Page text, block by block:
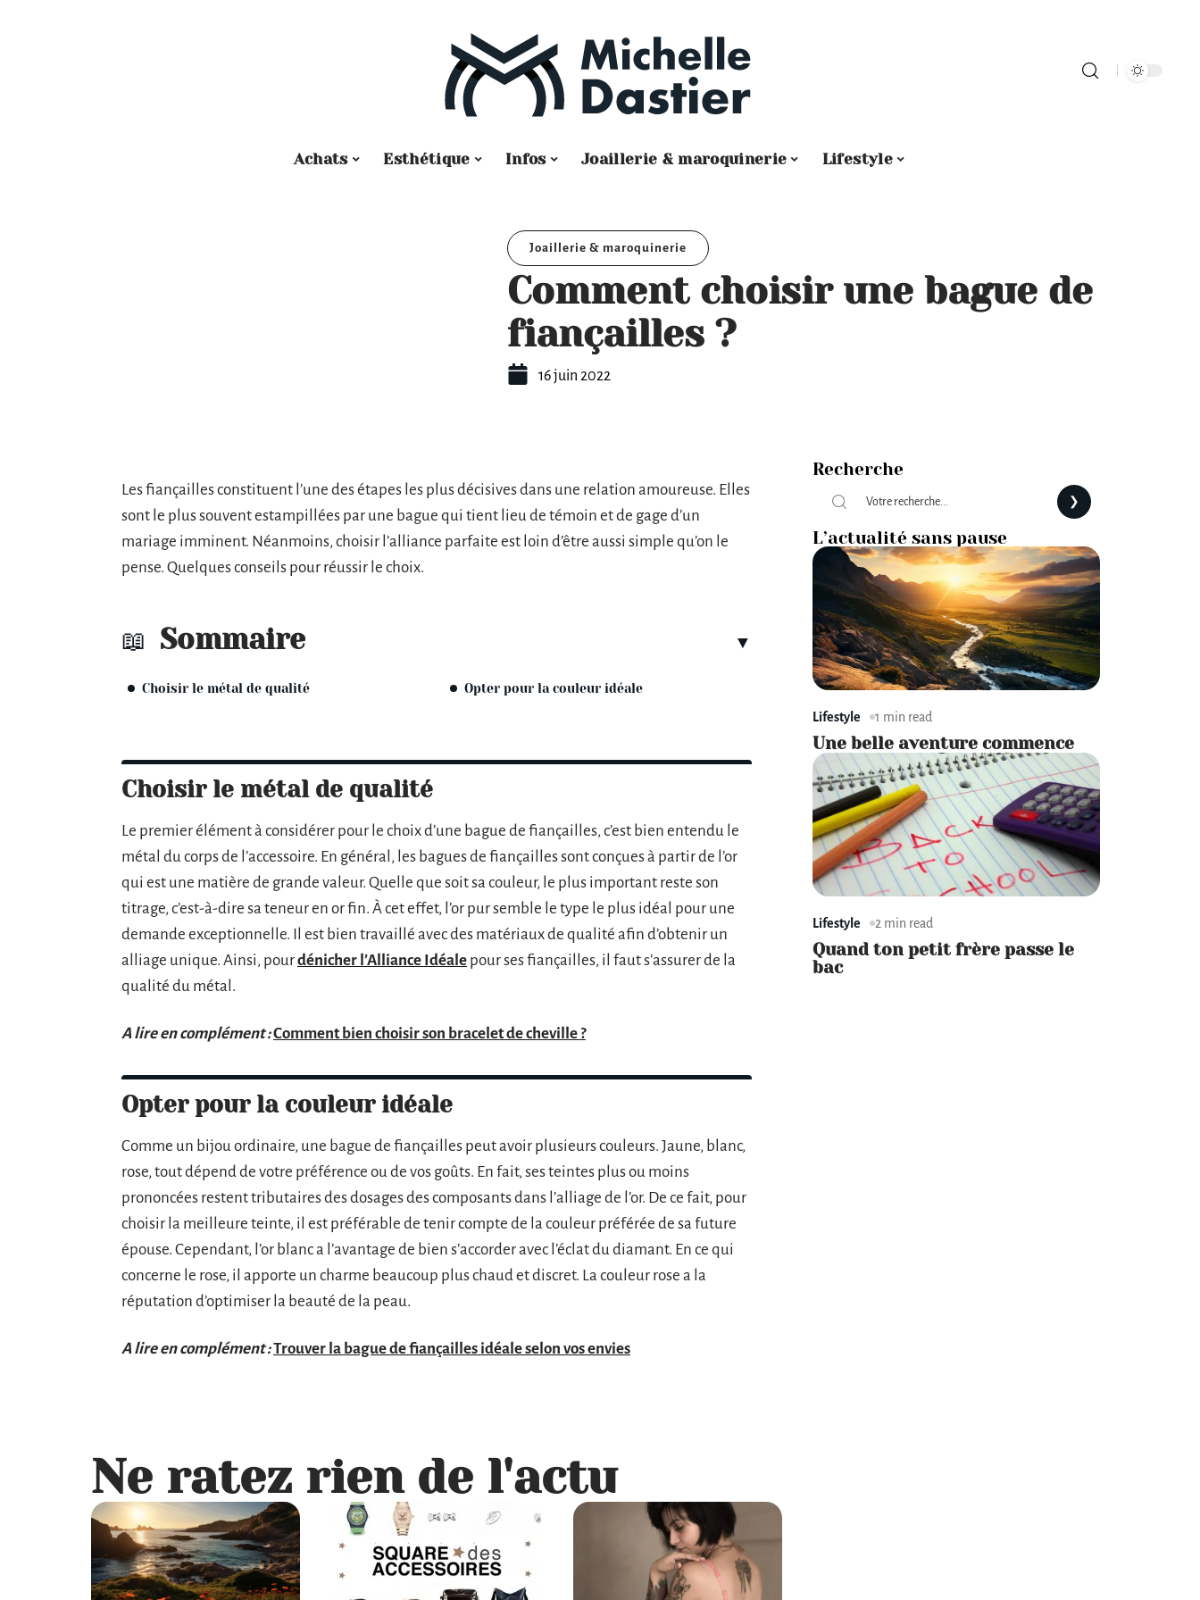
Achats Esthétique Infos Joaillerie & maroquinerie Lifestyle
Joaillerie & maroquinerie
Comment choisir une bague de
fiançailles ?
16 juin 2022
Les fiançailles constituent l’une des étapes les plus décisives dans une relation amoureuse. Elles
sont le plus souvent estampillées par une bague qui tient lieu de témoin et de gage d’un
mariage imminent. Néanmoins, choisir l’alliance parfaite est loin d’être aussi simple qu’on le
pense. Quelques conseils pour réussir le choix.
Sommaire
Choisir le métal de qualité Opter pour la couleur idéale
Choisir le métal de qualité
Le premier élément à considérer pour le choix d’une bague de fiançailles, c’est bien entendu le
métal du corps de l’accessoire. En général, les bagues de fiançailles sont conçues à partir de l’or
qui est une matière de grande valeur. Quelle que soit sa couleur, le plus important reste son
titrage, c’est-à-dire sa teneur en or fin. À cet effet, l’or pur semble le type le plus idéal pour une
demande exceptionnelle. Il est bien travaillé avec des matériaux de qualité afin d’obtenir un
alliage unique. Ainsi, pourdénicher l’Alliance Idéale pour ses fiançailles, il faut s’assurer de la
qualité du métal.
A lire en complément :Comment bien choisir son bracelet de cheville ?
Opter pour la couleur idéale
Comme un bijou ordinaire, une bague de fiançailles peut avoir plusieurs couleurs. Jaune, blanc,
rose, tout dépend de votre préférence ou de vos goûts. En fait, ses teintes plus ou moins
prononcées restent tributaires des dosages des composants dans l’alliage de l’or. De ce fait, pour
choisir la meilleure teinte, il est préférable de tenir compte de la couleur préférée de sa future
épouse. Cependant, l’or blanc a l’avantage de bien s’accorder avec l’éclat du diamant. En ce qui
concerne le rose, il apporte un charme beaucoup plus chaud et discret. La couleur rose a la
réputation d’optimiser la beauté de la peau.
A lire en complément :Trouver la bague de fiançailles idéale selon vos envies
Ne ratez rien de l'actu
Recherche
L’actualité sans pause
Lifestyle 1 min read
Une belle aventure commence
Lifestyle 2 min read
Quand ton petit frère passe le
bac